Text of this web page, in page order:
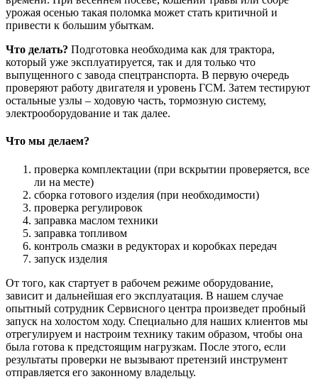
урожая осенью такая поломка может стать критичной и
привести к большим убыткам.
Что делать? Подготовка необходима как для трактора,
который уже эксплуатируется, так и для только что
выпущенного с завода спецтранспорта. В первую очередь
проверяют работу двигателя и уровень ГСМ. Затем тестируют
остальные узлы – ходовую часть, тормозную систему,
электрооборудование и так далее.
Что мы делаем?
проверка комплектации (при вскрытии проверяется, все
ли на месте)
сборка готового изделия (при необходимости)
проверка регулировок
заправка маслом техники
заправка топливом
контроль смазки в редукторах и коробках передач
запуск изделия
От того, как стартует в рабочем режиме оборудование,
зависит и дальнейшая его эксплуатация. В нашем случае
опытный сотрудник Сервисного центра произведет пробный
запуск на холостом ходу. Специально для наших клиентов мы
отрегулируем и настроим технику таким образом, чтобы она
была готова к предстоящим нагрузкам. После этого, если
результаты проверки не вызывают претензий инструмент
отправляется его законному владельцу.